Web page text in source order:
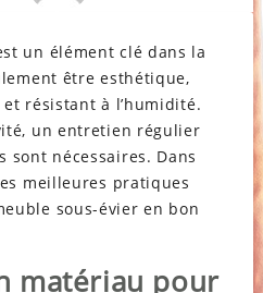
un élément clé dans la
être esthétique,
résistant à l’humidité.
un entretien régulier
sont nécessaires. Dans
meilleures pratiques
sous-évier en bon
matériau pour